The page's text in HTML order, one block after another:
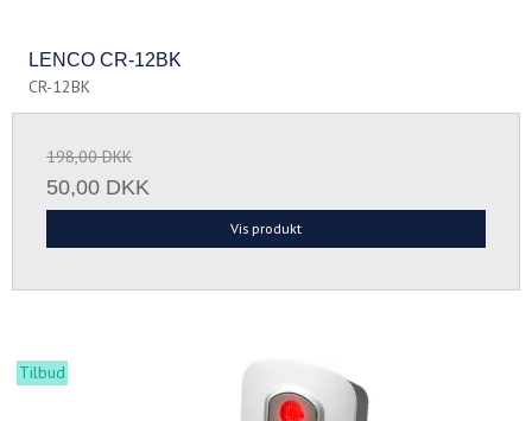
LENCO CR-12BK
CR-12BK
198,00 DKK
50,00 DKK
Vis produkt
Tilbud